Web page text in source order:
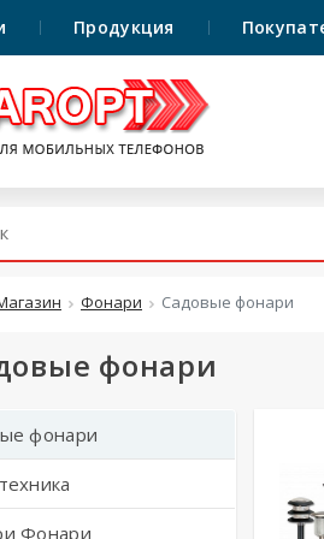
Продукция
Фонари Садовые фонари
фонари
фонари
Фонари